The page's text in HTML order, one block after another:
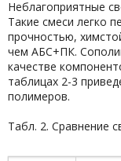
Неблагоприятные
Такие смеси легко
прочностью,
чем АБС+ПК.
качестве
таблицах 2-3
полимеров.
Табл. 2. Сравнение